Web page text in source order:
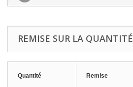
REMISE SUR LA QUANTITÉ
Quantité Remise